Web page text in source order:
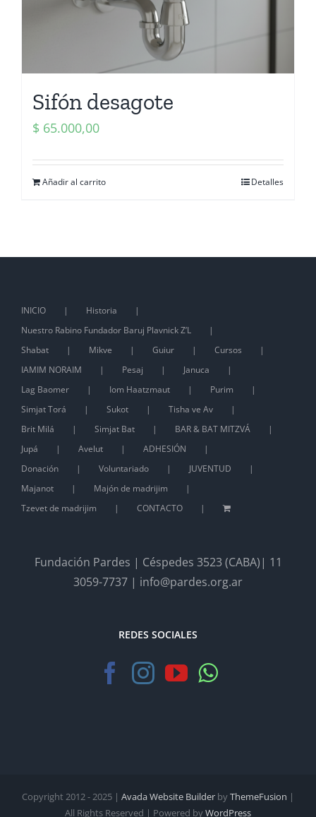
Sifón desagote
$ 65.000,00
Añadir al carrito Detalles
INICIO
Historia
Nuestro Rabino Fundador Baruj Plavnick Z’L
Shabat
Mikve Guiur
Cursos
IAMIM NORAIM
Pesaj
Januca
Lag Baomer
Iom Haatzmaut
Purim
Simjat Torá
Sukot
Tisha ve Av
Brit Milá
Simjat Bat
BAR & BAT MITZVÁ
Jupá
Avelut
ADHESIÓN
Donación
Voluntariado
JUVENTUD
Majanot
Majón de madrijim
Tzevet de madrijim
CONTACTO
Fundación Pardes | Céspedes 3523 (CABA)| 11
3059-7737 | info@pardes.org.ar
REDES SOCIALES
Copyright 2012 - 2025 | Avada Website Builder byThemeFusion |
All Rights Reserved | Powered byWordPress